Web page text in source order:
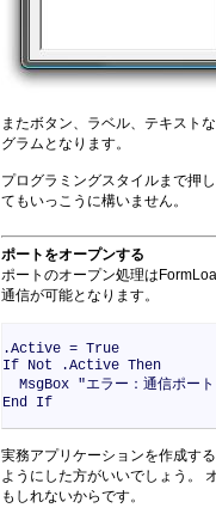
またボタン、ラベル、テキスト
グラムとなります。
プログラミングスタイルまで押
てもいっこうに構いません。
ポートをオープンする
ポートのオープン処理は
通信が可能となります。
.Active = True
If Not .Active Then
MsgBox "エラー：通信ポー
End If
実務アプリケーションを作成す
ようにした方がいいでしょう。
もしれないからです。